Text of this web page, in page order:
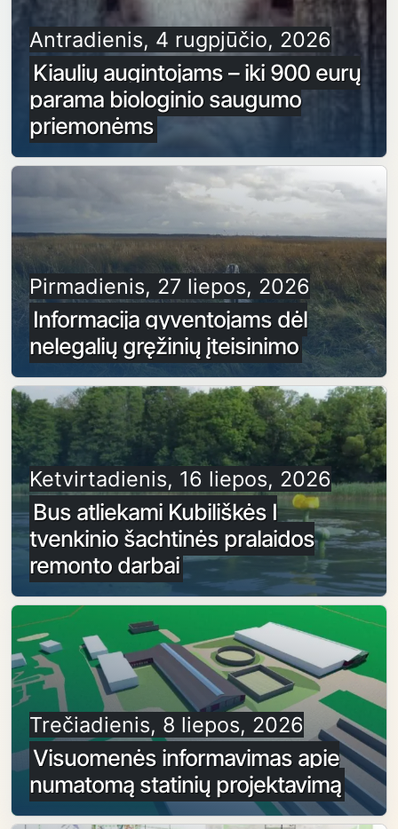
Antradienis, 4 rugpjūčio, 2026
Kiaulių augintojams – iki 900 eurų
parama biologinio saugumo
priemonėms
Pirmadienis, 27 liepos, 2026
Informacija gyventojams dėl
nelegalių gręžinių įteisinimo
Ketvirtadienis, 16 liepos, 2026
Bus atliekami Kubiliškės I
tvenkinio šachtinės pralaidos
remonto darbai
Trečiadienis, 8 liepos, 2026
Visuomenės informavimas apie
numatomą statinių projektavimą